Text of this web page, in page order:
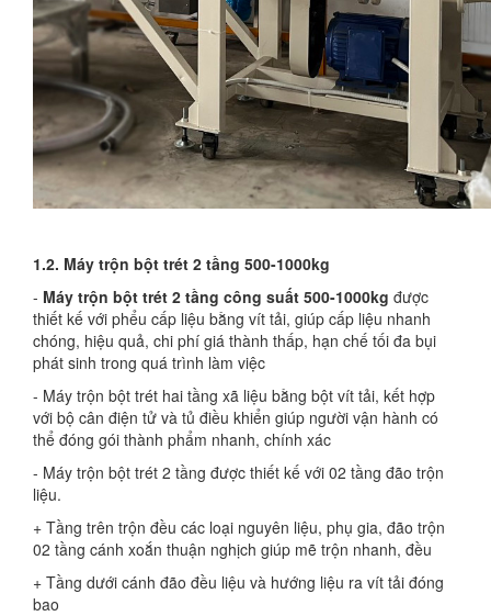
1.2. Máy trộn bột trét 2 tầng 500-1000kg
- Máy trộn bột trét 2 tầng công suất 500-1000kg được
thiết kế với phểu cấp liệu bằng vít tải, giúp cấp liệu nhanh
chóng, hiệu quả, chi phí giá thành thấp, hạn chế tối đa bụi
phát sinh trong quá trình làm việc
- Máy trộn bột trét hai tầng xã liệu bằng bột vít tải, kết hợp
với bộ cân điện tử và tủ điều khiển giúp người vận hành có
thể đóng gói thành phẩm nhanh, chính xác
- Máy trộn bột trét 2 tầng được thiết kế với 02 tầng đão trộn
liệu.
+ Tầng trên trộn đều các loại nguyên liệu, phụ gia, đão trộn
02 tầng cánh xoắn thuận nghịch giúp mẽ trộn nhanh, đều
+ Tầng dưới cánh đão đều liệu và hướng liệu ra vít tải đóng
bao